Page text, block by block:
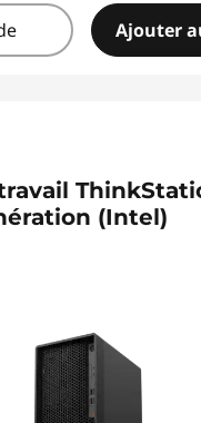
Ajouter
(Intel)